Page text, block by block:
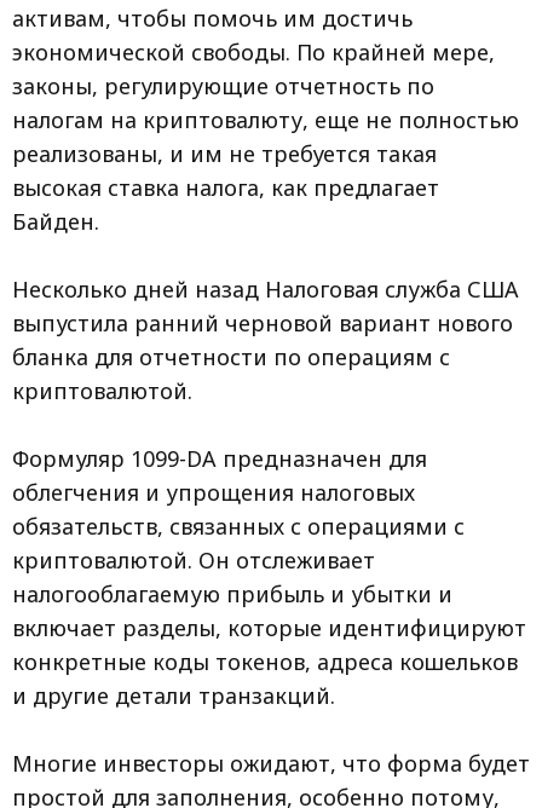
активам, чтобы помочь им достичь
экономической свободы. По крайней мере,
законы, регулирующие отчетность по
налогам на криптовалюту, еще не полностью
реализованы, и им не требуется такая
высокая ставка налога, как предлагает
Байден.
Несколько дней назад Налоговая служба США
выпустила ранний черновой вариант нового
бланка для отчетности по операциям с
криптовалютой.
Формуляр 1099-DA предназначен для
облегчения и упрощения налоговых
обязательств, связанных с операциями с
криптовалютой. Он отслеживает
налогооблагаемую прибыль и убытки и
включает разделы, которые идентифицируют
конкретные коды токенов, адреса кошельков
и другие детали транзакций.
Многие инвесторы ожидают, что форма будет
простой для заполнения, особенно потому,